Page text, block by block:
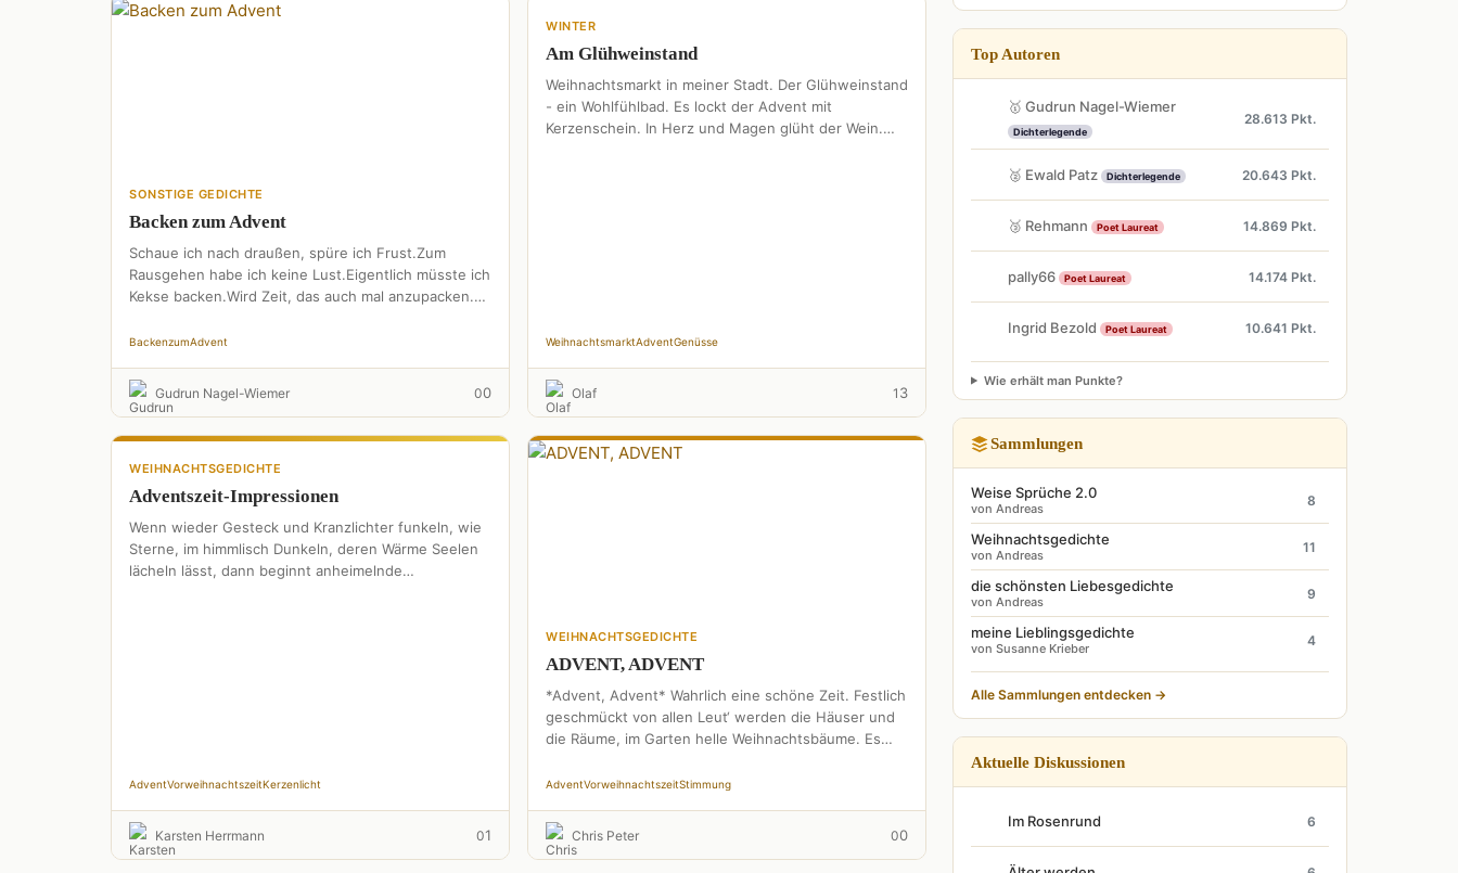
SONSTIGE GEDICHTE
Backen zum Advent
Schaue ich nach draußen, spüre ich Frust.Zum
Rausgehen habe ich keine Lust.Eigentlich müsste ich
Kekse backen.Wird Zeit, das auch mal anzupacken.
BackenzumAdvent
Gudrun Nagel-Wiemer 00
WINTER
Am Glühweinstand
Weihnachtsmarkt in meiner Stadt. Der Glühweinstand
- ein Wohlfühlbad. Es lockt der Advent mit
Kerzenschein. In Herz und Magen glüht der Wein.
WeihnachtsmarktAdventGenüsse
Olaf 1 3
WEIHNACHTSGEDICHTE
Adventszeit-Impressionen
Wenn wieder Gesteck und Kranzlichter funkeln, wie
Sterne, im himmlisch Dunkeln, deren Wärme Seelen
lächeln lässt, dann beginnt anheimelnde
AdventVorweihnachtszeitKerzenlicht
Karsten Herrmann 01
WEIHNACHTSGEDICHTE
ADVENT, ADVENT
*Advent, Advent* Wahrlich eine schöne Zeit. Festlich
geschmückt von allen Leut‘ werden die Häuser und
die Räume, im Garten helle Weihnachtsbäume. Es
AdventVorweihnachtszeitStimmung
Chris Peter 00
Top Autoren
🥇 Gudrun Nagel-Wiemer
Dichterlegende
28.613 Pkt.
🥈 Ewald Patz Dichterlegende 20.643 Pkt.
🥉 Rehmann Poet Laureat 14.869 Pkt.
pally66 Poet Laureat 14.174 Pkt.
Ingrid Bezold Poet Laureat 10.641 Pkt.
Wie erhält man Punkte?
Sammlungen
Weise Sprüche 2.0
von Andreas
8
Weihnachtsgedichte
von Andreas
11
die schönsten Liebesgedichte
von Andreas
9
meine Lieblingsgedichte
von Susanne Krieber
4
Alle Sammlungen entdecken →
Aktuelle Diskussionen
Im Rosenrund 6